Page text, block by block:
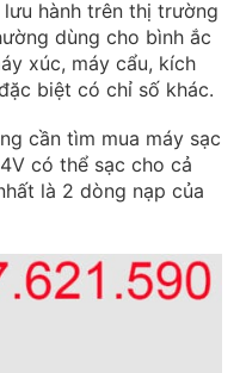
hành trên thị trường
dùng cho bình ắc
xúc, máy cẩu, kích
biệt có chỉ số khác.
cần tìm mua máy sạc
có thể sạc cho cả
là 2 dòng nạp của